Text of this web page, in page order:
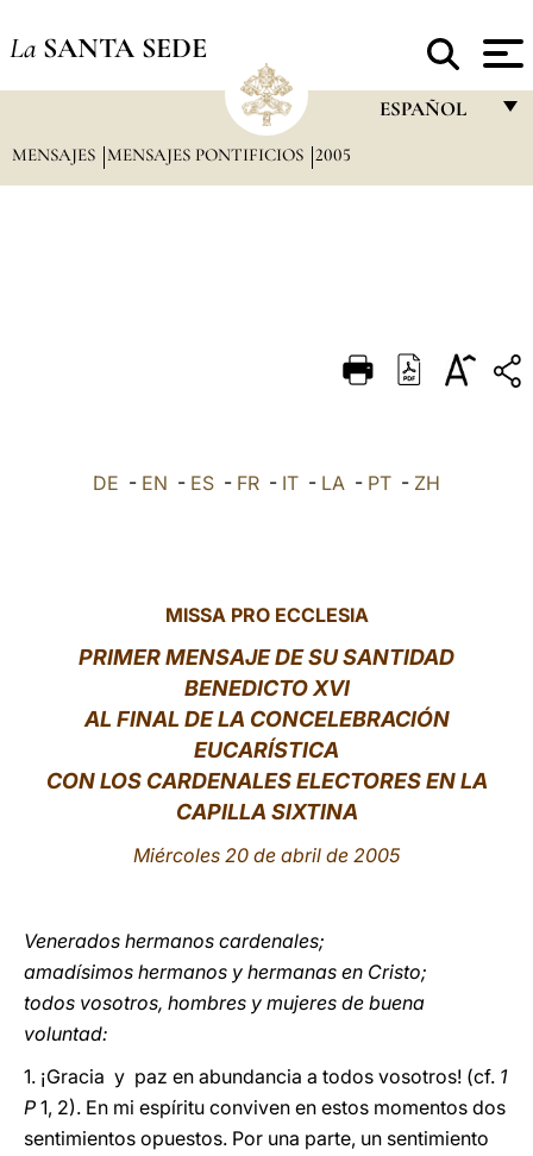
La SANTA SEDE
ESPAÑOL
DEUTSCH
العربيّة
MENSAJES MENSAJES PONTIFICIOS 2005
DE - EN - ES - FR - IT - LA - PT - ZH
MISSA PRO ECCLESIA
PRIMER MENSAJE DE SU SANTIDAD
BENEDICTO XVI
AL FINAL DE LA CONCELEBRACIÓN
EUCARÍSTICA
CON LOS CARDENALES ELECTORES EN LA
CAPILLA SIXTINA
Miércoles 20 de abril de 2005
Venerados hermanos cardenales;
amadísimos hermanos y hermanas en Cristo;
todos vosotros, hombres y mujeres de buena
voluntad:
1. ¡Gracia y paz en abundancia a todos vosotros! (cf. 1
P 1, 2). En mi espíritu conviven en estos momentos dos
sentimientos opuestos. Por una parte, un sentimiento